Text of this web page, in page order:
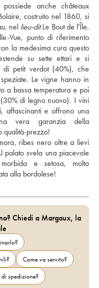
anche châteaux
costruito nel 1860, si
nel lieu-dit Le Bout de l'Île.
Vue, punto di riferimento
la medesima cura questo
su sette ettari e si
di petit verdot (40%), che
Le vigne hanno in
a bassa temperatura e poi
di legno nuovo). I vini
affascinanti e offrono una
vera garanzia della
qualità-prezzo!
ribes nero oltre a lievi
palato svela una piacevole
e setosa, molto
alla bordolese!
Chiedi a Margaux, la
Come va servito?
spedizione?